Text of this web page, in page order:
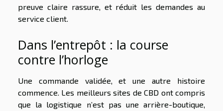
preuve claire rassure, et réduit les demandes au
service client.
Dans l’entrepôt : la course
contre l’horloge
Une commande validée, et une autre histoire
commence. Les meilleurs sites de CBD ont compris
que la logistique n’est pas une arrière-boutique,